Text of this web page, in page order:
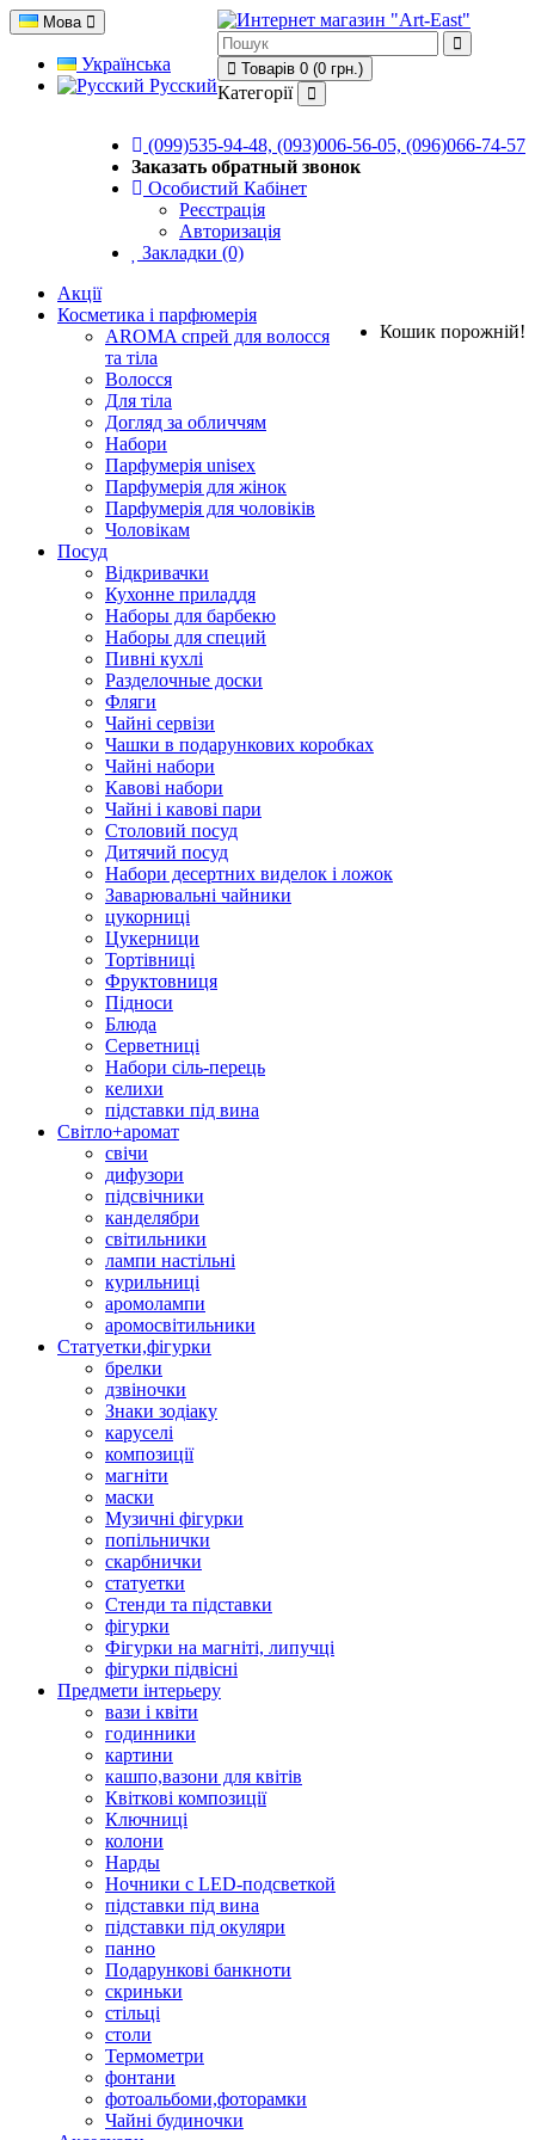
Мова
Українська
Русский
(099)535-94-48, (093)006-56-05, (096)066-74-57
Заказать обратный звонок
Особистий Кабінет
Реєстрація
Авторизація
Закладки (0)
Товарів 0 (0 грн.)
Кошик порожній!
Категорії
Акції
Косметика і парфюмерія
AROMA спрей для волосся
та тіла
Волосся
Для тіла
Догляд за обличчям
Набори
Парфумерія unisex
Парфумерія для жінок
Парфумерія для чоловіків
Чоловікам
Посуд
Відкривачки
Кухонне приладдя
Наборы для барбекю
Наборы для специй
Пивні кухлі
Разделочные доски
Фляги
Чайні сервізи
Чашки в подарункових коробках
Чайні набори
Кавові набори
Чайні і кавові пари
Столовий посуд
Дитячий посуд
Набори десертних виделок і ложок
Заварювальні чайники
цукорниці
Цукерници
Тортівниці
Фруктовниця
Підноси
Блюда
Серветниці
Набори сіль-перець
келихи
підставки під вина
Світло+аромат
свічи
дифузори
підсвічники
канделябри
світильники
лампи настільні
курильниці
аромолампи
аромосвітильники
Статуетки,фігурки
брелки
дзвіночки
Знаки зодіаку
каруселі
композиції
магніти
маски
Музичні фігурки
попільнички
скарбнички
статуетки
Стенди та підставки
фігурки
Фігурки на магніті, липучці
фігурки підвісні
Предмети інтерьеру
вази і квіти
годинники
картини
кашпо,вазони для квітів
Квіткові композиції
Ключниці
колони
Нарды
Ночники с LED-подсветкой
підставки під вина
підставки під окуляри
панно
Подарункові банкноти
скриньки
стільці
столи
Термометри
фонтани
фотоальбоми,фоторамки
Чайні будиночки